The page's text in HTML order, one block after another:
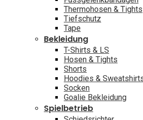
Thermohosen & Tights
Tiefschutz
Tape
Bekleidung
T-Shirts & LS
Hosen & Tights
Shorts
Hoodies &
Socken
Goalie Bekleidung
Spielbetrieb